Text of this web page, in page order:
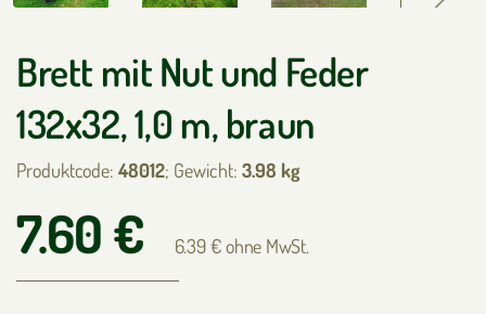
Brett mit Nut und Feder
132x32, 1,0 m, braun
Produktcode:48012; Gewicht: 3.98 kg
7.60 € 6.39 € ohne MwSt.